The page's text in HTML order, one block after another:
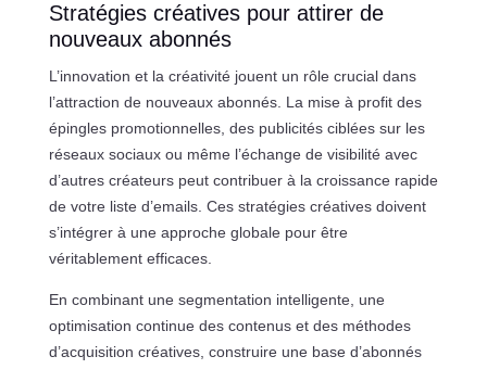
Stratégies créatives pour attirer de
nouveaux abonnés
L’innovation et la créativité jouent un rôle crucial dans
l’attraction de nouveaux abonnés. La mise à profit des
épingles promotionnelles, des publicités ciblées sur les
réseaux sociaux ou même l’échange de visibilité avec
d’autres créateurs peut contribuer à la croissance rapide
de votre liste d’emails. Ces stratégies créatives doivent
s’intégrer à une approche globale pour être
véritablement efficaces.
En combinant une segmentation intelligente, une
optimisation continue des contenus et des méthodes
d’acquisition créatives, construire une base d’abonnés